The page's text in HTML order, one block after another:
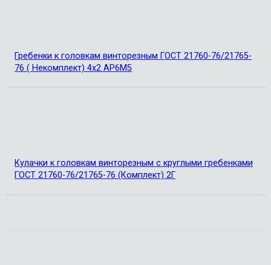
Гребенки к головкам винторезным ГОСТ 21760-76/21765-
76 ( Некомплект) 4х2 АР6М5
Кулачки к головкам винторезным с круглыми гребенками
ГОСТ 21760-76/21765-76 (Комплект) 2Г